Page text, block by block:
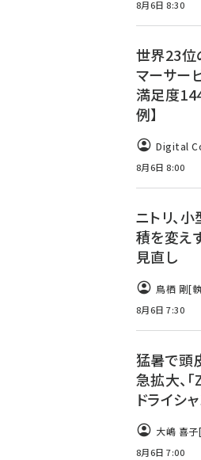
8月6日 8:30
世界23位
マーサー
満足度
例】
Digital
8月6日 8:00
ニトリ、
積を変え
見直し
鳥栖 剛[
8月6日 7:30
猛暑で頭
急拡大、
ドライシ
大嶋 喜子
8月6日 7:00